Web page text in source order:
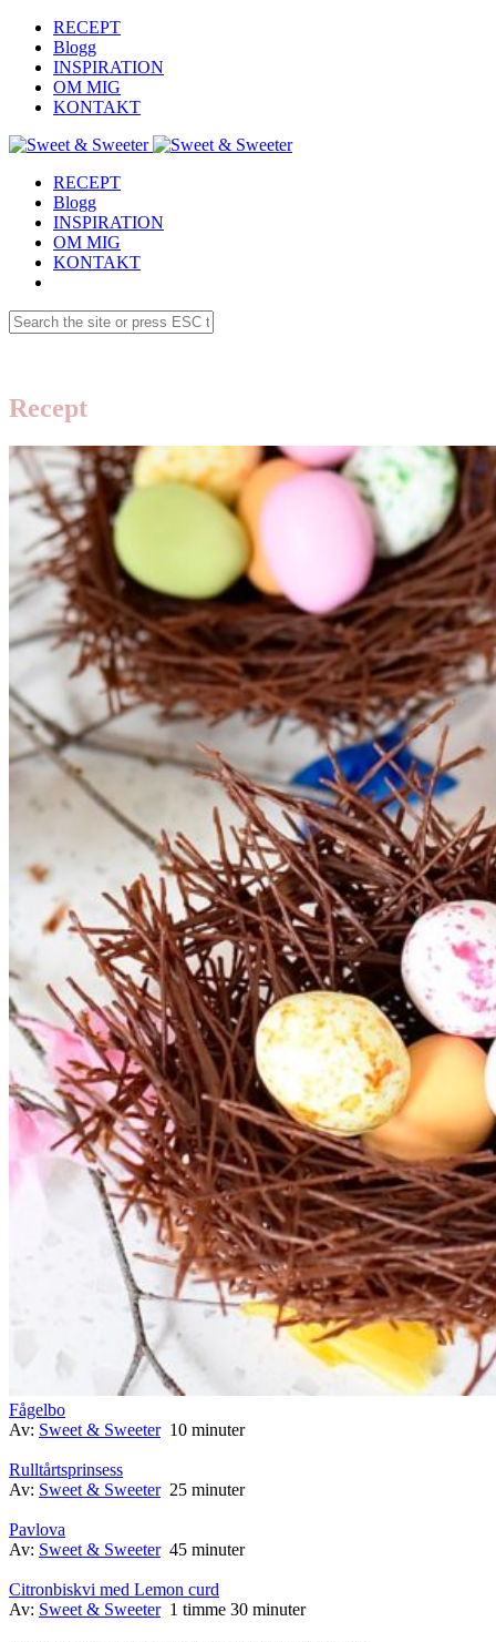
RECEPT
Blogg
INSPIRATION
OM MIG
KONTAKT
RECEPT
Blogg
INSPIRATION
OM MIG
KONTAKT
Recept
Fågelbo
Av: Sweet & Sweeter10 minuter
Rulltårtsprinsess
Av: Sweet & Sweeter25 minuter
Pavlova
Av: Sweet & Sweeter45 minuter
Citronbiskvi med Lemon curd
Av: Sweet & Sweeter1 timme 30 minuter